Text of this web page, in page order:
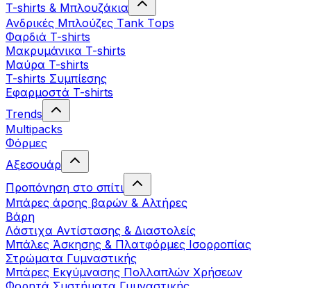
T-shirts & Μπλουζάκια
Ανδρικές Mπλούζες Τank Τops
Φαρδιά T-shirts
Μακρυμάνικα T-shirts
Μαύρα T-shirts
T-shirts Συμπίεσης
Εφαρμοστά T-shirts
Trends
Multipacks
Φόρμες
Αξεσουάρ
Προπόνηση στο σπίτι
Μπάρες άρσης βαρών & Αλτήρες
Βάρη
Λάστιχα Αντίστασης & Διαστολείς
Μπάλες Άσκησης & Πλατφόρμες Ισορροπίας
Στρώματα Γυμναστικής
Μπάρες Εκγύμνασης Πολλαπλών Χρήσεων